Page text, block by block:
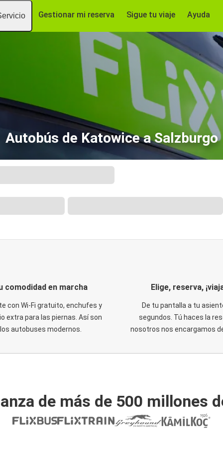
Gestionar mi reserva Sigue tu viaje Ayuda
Autobús de Katowice a Salzburgo
comodidad en marcha
con Wi-Fi gratuito, enchufes y
extra para las piernas. Así son
los autobuses modernos.
Elige, reserva,
De tu pantalla a tu
segundos. Tú haces la
nosotros nos encargamos
de más de 500 millones